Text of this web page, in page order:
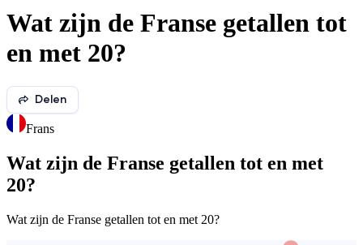
Wat zijn de Franse getallen tot
en met 20?
Delen
Frans
Wat zijn de Franse getallen tot en met
20?
Wat zijn de Franse getallen tot en met 20?